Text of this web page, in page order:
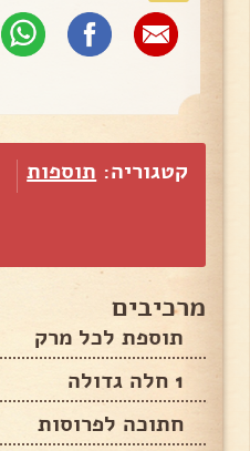
קטגוריה: תוספות
מרכיבים
תוספת לכל מרק
1 חלה גדולה
חתוכה לפרוסות